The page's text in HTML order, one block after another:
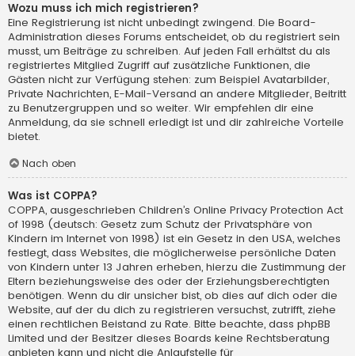
Wozu muss ich mich registrieren?
Eine Registrierung ist nicht unbedingt zwingend. Die Board-
Administration dieses Forums entscheidet, ob du registriert sein
musst, um Beiträge zu schreiben. Auf jeden Fall erhältst du als
registriertes Mitglied Zugriff auf zusätzliche Funktionen, die
Gästen nicht zur Verfügung stehen: zum Beispiel Avatarbilder,
Private Nachrichten, E-Mail-Versand an andere Mitglieder, Beitritt
zu Benutzergruppen und so weiter. Wir empfehlen dir eine
Anmeldung, da sie schnell erledigt ist und dir zahlreiche Vorteile
bietet.
Nach oben
Was ist COPPA?
COPPA, ausgeschrieben Children’s Online Privacy Protection Act
of 1998 (deutsch: Gesetz zum Schutz der Privatsphäre von
Kindern im Internet von 1998) ist ein Gesetz in den USA, welches
festlegt, dass Websites, die möglicherweise persönliche Daten
von Kindern unter 13 Jahren erheben, hierzu die Zustimmung der
Eltern beziehungsweise des oder der Erziehungsberechtigten
benötigen. Wenn du dir unsicher bist, ob dies auf dich oder die
Website, auf der du dich zu registrieren versuchst, zutrifft, ziehe
einen rechtlichen Beistand zu Rate. Bitte beachte, dass phpBB
Limited und der Besitzer dieses Boards keine Rechtsberatung
anbieten kann und nicht die Anlaufstelle für